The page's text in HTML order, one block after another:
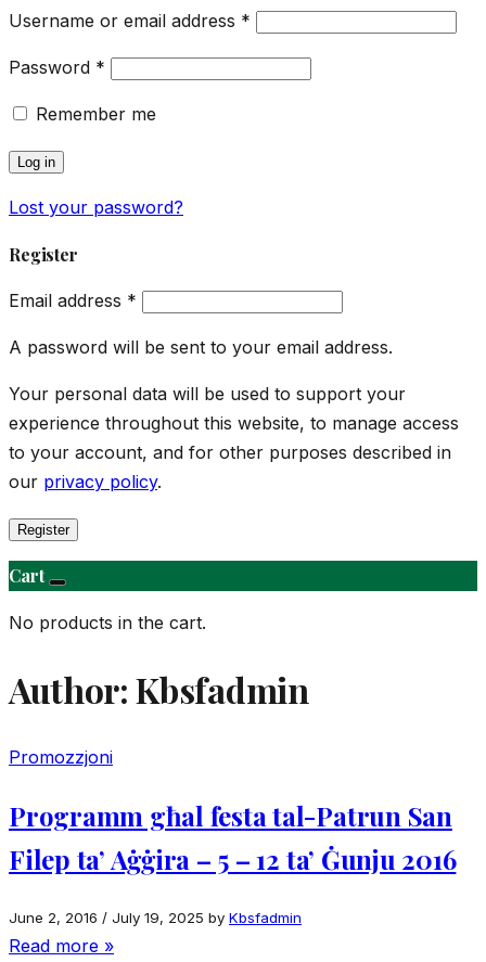
Username or email address *
Password *
Remember me
Log in
Lost your password?
Register
Email address *
A password will be sent to your email address.
Your personal data will be used to support your
experience throughout this website, to manage access
to your account, and for other purposes described in
our privacy policy.
Register
Cart
No products in the cart.
Author:Kbsfadmin
Promozzjoni
Programm għal festa tal-Patrun San
Filep ta’ Aġġira – 5 – 12 ta’ Ġunju 2016
June 2, 2016 / July 19, 2025 by Kbsfadmin
Read more »